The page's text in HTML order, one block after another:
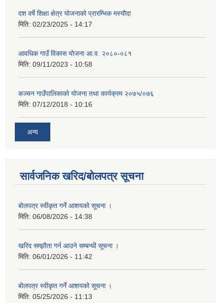
दश वर्षे शिक्षा क्षेत्र योजनाको प्रारम्भिक मस्यौदा
मिति: 02/23/2025 - 14:17
आवधिक गाउँ विकास योजना आ.व. २०८०-०८१
मिति: 09/11/2023 - 10:58
कञ्चन गाउँपालिकाको योजना तथा कार्यक्रम २०७५/०७६
मिति: 07/12/2018 - 10:16
अन्य
सार्वजनिक खरिद/बोलपत्र सूचना
बोलपत्र स्वीकृत गर्ने आशयको सूचना ।
मिति: 06/08/2026 - 14:38
खरिद सम्झौता गर्न आउने सम्बन्धी सूचना ।
मिति: 06/01/2026 - 11:42
बोलपत्र स्वीकृत गर्ने आशयको सूचना ।
मिति: 05/25/2026 - 11:13